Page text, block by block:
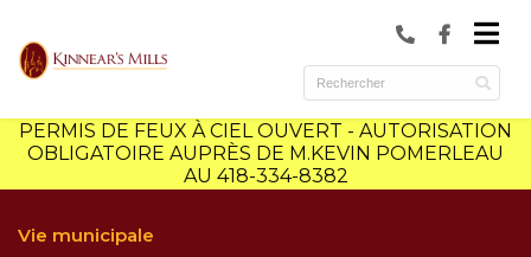
(Municipalité )
(Culture et loisirs )
PERMIS DE FEUX À CIEL OUVERT - AUTORISATION
OBLIGATOIRE AUPRÈS DE M.KEVIN POMERLEAU
AU 418-334-8382
Vie municipale